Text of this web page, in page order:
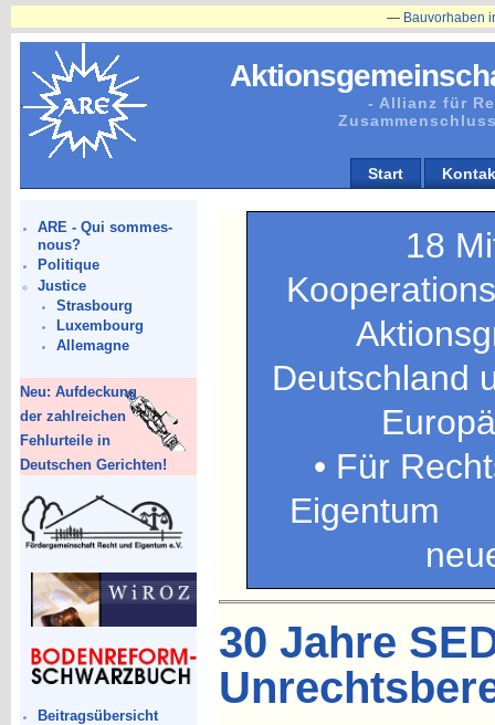
- Allianz für
Start
ARE - Qui sommes-
nous?
Politique
Justice
Strasbourg
Luxembourg
Allemagne
Neu: Aufdeckung
der zahlreichen
Fehlurteile in
Deutschen Gerichten!
Beitragsübersicht
Bauvorhaben in Plänitz
18
Deutschland
• Für
Eigentum
30 Jahre